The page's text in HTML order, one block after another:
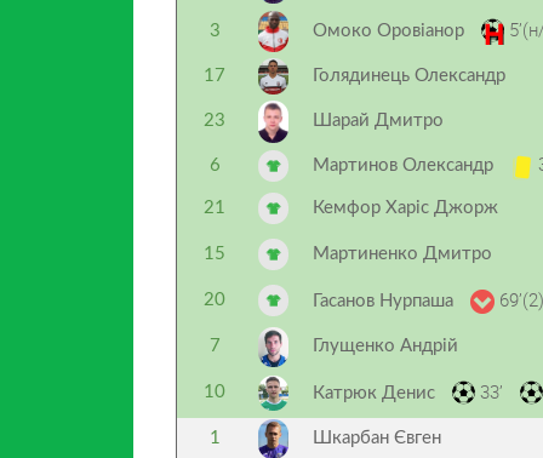
3 Омоко Оровіанор
17 Голядинець Олександр
23 Шарай Дмитро
6 Мартинов Олександр
21 Кемфор Харіс Джорж
15 Мартиненко Дмитро
20 Гасанов Нурпаша 69’(2)
7 Глущенко Андрій
10 Катрюк Денис 33’
1 Шкарбан Євген